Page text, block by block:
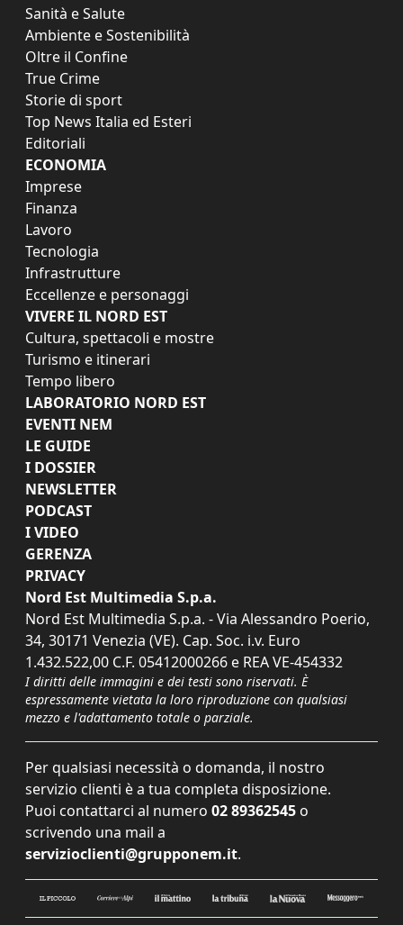
Sanità e Salute
Ambiente e Sostenibilità
Oltre il Confine
True Crime
Storie di sport
Top News Italia ed Esteri
Editoriali
ECONOMIA
Imprese
Finanza
Lavoro
Tecnologia
Infrastrutture
Eccellenze e personaggi
VIVERE IL NORD EST
Cultura, spettacoli e mostre
Turismo e itinerari
Tempo libero
LABORATORIO NORD EST
EVENTI NEM
LE GUIDE
I DOSSIER
NEWSLETTER
PODCAST
I VIDEO
GERENZA
PRIVACY
Nord Est Multimedia S.p.a.
Nord Est Multimedia S.p.a. - Via Alessandro Poerio,
34, 30171 Venezia (VE). Cap. Soc. i.v. Euro
1.432.522,00 C.F. 05412000266 e REA VE-454332
I diritti delle immagini e dei testi sono riservati. È
espressamente vietata la loro riproduzione con qualsiasi
mezzo e l'adattamento totale o parziale.
Per qualsiasi necessità o domanda, il nostro
servizio clienti è a tua completa disposizione.
Puoi contattarci al numero 02 89362545 o
scrivendo una mail a
servizioclienti@grupponem.it.